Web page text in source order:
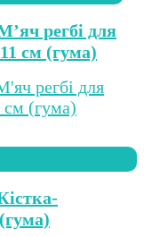
регбі для
см (гума)